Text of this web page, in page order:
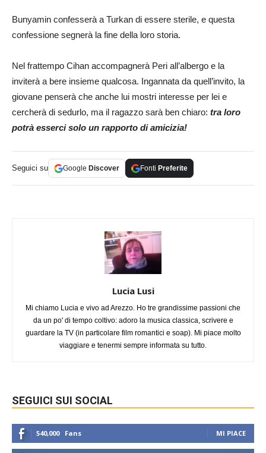
Bunyamin confesserà a Turkan di essere sterile, e questa
confessione segnerà la fine della loro storia.
Nel frattempo Cihan accompagnerà Peri all’albergo e la
inviterà a bere insieme qualcosa. Ingannata da quell’invito, la
giovane penserà che anche lui mostri interesse per lei e
cercherà di sedurlo, ma il ragazzo sarà ben chiaro: tra loro
potrà esserci solo un rapporto di amicizia!
Seguici su Google Discover Fonti Preferite
Lucia Lusi
Mi chiamo Lucia e vivo ad Arezzo. Ho tre grandissime passioni che
da un po' di tempo coltivo: adoro la musica classica, scrivere e
guardare la TV (in particolare film romantici e soap). Mi piace molto
viaggiare e tenermi sempre informata su tutto.
SEGUICI SUI SOCIAL
540,000 Fans MI PIACE